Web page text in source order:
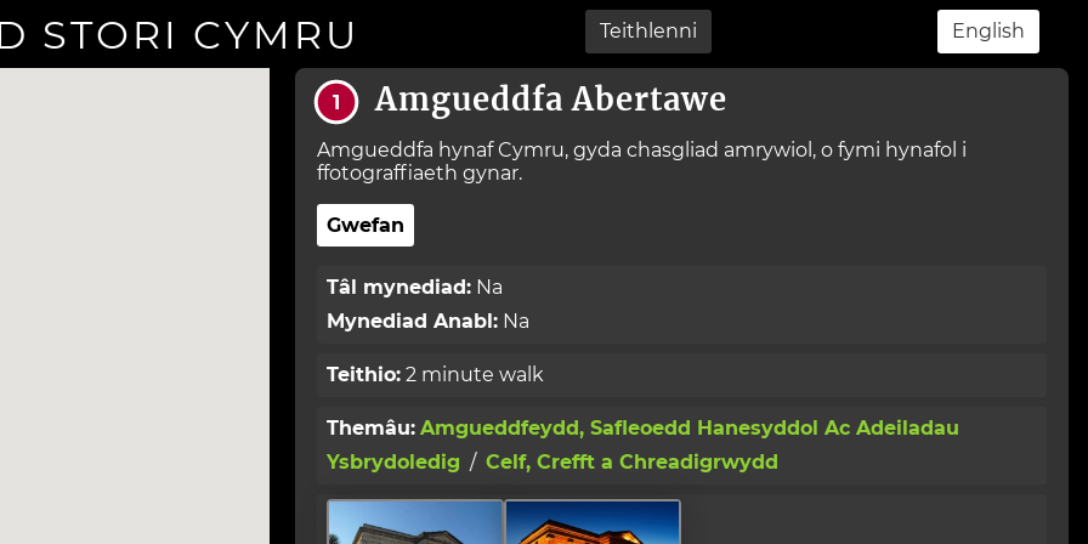
STORI CYMRU Teithlenni English
1 Amgueddfa Abertawe
Amgueddfa hynaf Cymru, gyda chasgliad amrywiol, o fymi hynafol i
ffotograffiaeth gynar.
Gwefan
Tâl mynediad: Na
Mynediad Anabl: Na
Teithio: 2 minute walk
Themâu: Amgueddfeydd, Safleoedd Hanesyddol Ac Adeiladau
Ysbrydoledig / Celf, Crefft a Chreadigrwydd